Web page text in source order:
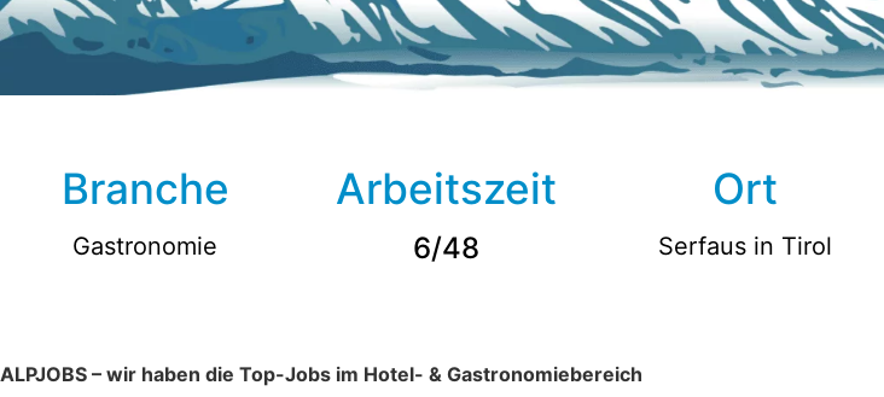
Branche
Gastronomie
Arbeitszeit
6/48
Ort
Serfaus in Tirol
ALPJOBS – wir haben die Top-Jobs im Hotel- & Gastronomiebereich